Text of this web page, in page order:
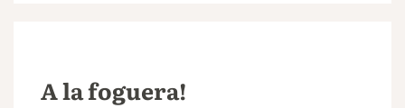
A la foguera!